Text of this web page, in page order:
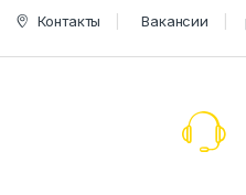
Контакты Вакансии